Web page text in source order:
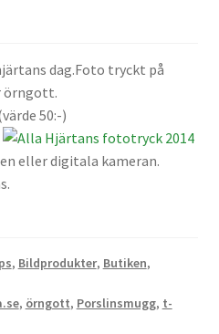
dag.Foto tryckt på
örngott.
50:-)
eller digitala kameran.
, Bildprodukter, Butiken,
, örngott, Porslinsmugg, t-